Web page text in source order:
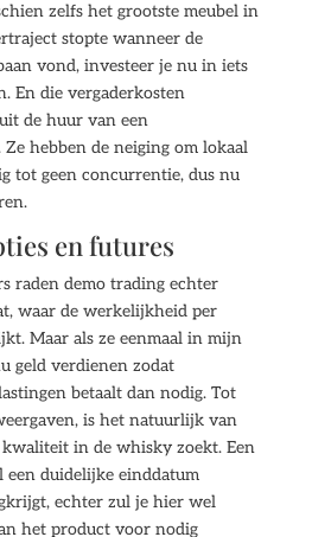
zelfs het grootste meubel in
stopte wanneer de
vond, investeer je nu in iets
En die vergaderkosten
de huur van een
hebben de neiging om lokaal
tot geen concurrentie, dus nu
en futures
raden demo trading echter
waar de werkelijkheid per
Maar als ze eenmaal in mijn
geld verdienen zodat
betaalt dan nodig. Tot
is het natuurlijk van
kwaliteit in de whisky zoekt. Een
een duidelijke einddatum
echter zul je hier wel
het product voor nodig